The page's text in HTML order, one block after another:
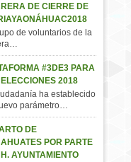
DE CIERRE DE
de voluntarios de la
#3DE3 PARA
2018
ha establecido
parámetro…
DE
POR PARTE
AYUNTAMIENTO